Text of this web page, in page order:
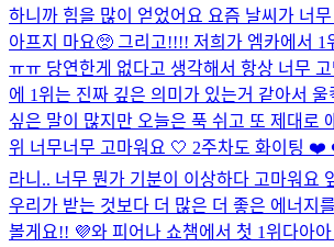
하니까 힘을 많이 얻었어요 요즘 날씨가 너
아프지 마요🥺 그리고!!!! 저희가 엠카에서 1
ㅠㅠ 당연한게 없다고 생각해서 항상 너무
에 1위는 진짜 깊은 의미가 있는거 같아서
싶은 말이 많지만 오늘은 푹 쉬고 또 제대로
위 너무너무 고마워요 🤍 2주차도 화이팅
라니.. 너무 뭔가 기분이 이상하다 고마워요
우리가 받는 것보다 더 많은 더 좋은 에너지
볼게요!! 💜와 피어나 쇼챔에서 첫 1위다아